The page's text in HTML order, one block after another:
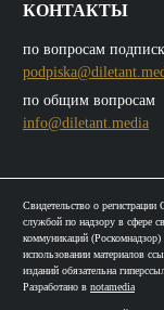
КОНТАКТЫ
по вопросам
по общим вопросам
info@diletant.media
Свидетельство о
службой по надзору в сфере
коммуникаций
использовании материалов
изданий обязательна
Разработано в notamedia